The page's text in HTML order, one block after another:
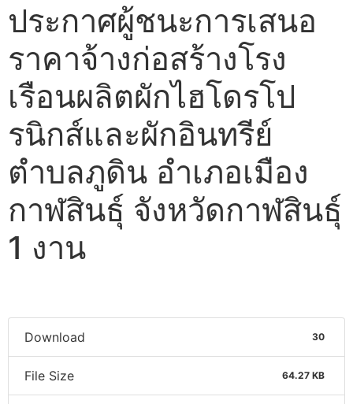
ประกาศผู้ชนะการเสนอ
ราคาจ้างก่อสร้างโรง
เรือนผลิตผักไฮโดรโป
รนิกส์และผักอินทรีย์
ตำบลภูดิน อำเภอเมือง
กาฬสินธุ์ จังหวัดกาฬสินธุ์
1 งาน
Download 30
File Size 64.27 KB